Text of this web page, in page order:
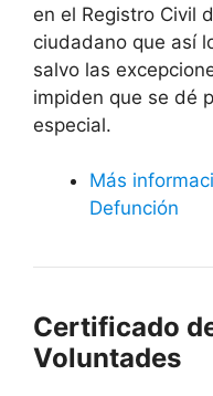
en el Registro Civil
ciudadano que así
salvo las
impiden que se dé
especial.
Más
Defunción
Certificado
Voluntades